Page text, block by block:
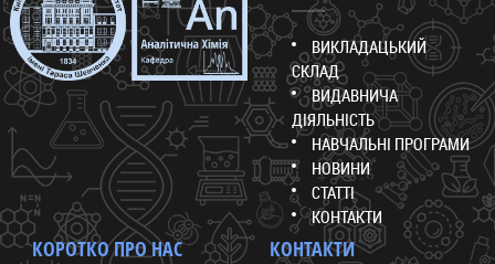
ВИКЛАДАЦЬКИЙ
СКЛАД
ВИДАВНИЧА
ДІЯЛЬНІСТЬ
НАВЧАЛЬНІ ПРОГРАМИ
НОВИНИ
СТАТТІ
КОНТАКТИ
КОРОТКО ПРО НАС КОНТАКТИ